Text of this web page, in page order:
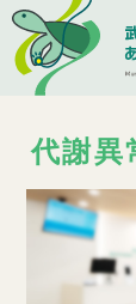
代謝異